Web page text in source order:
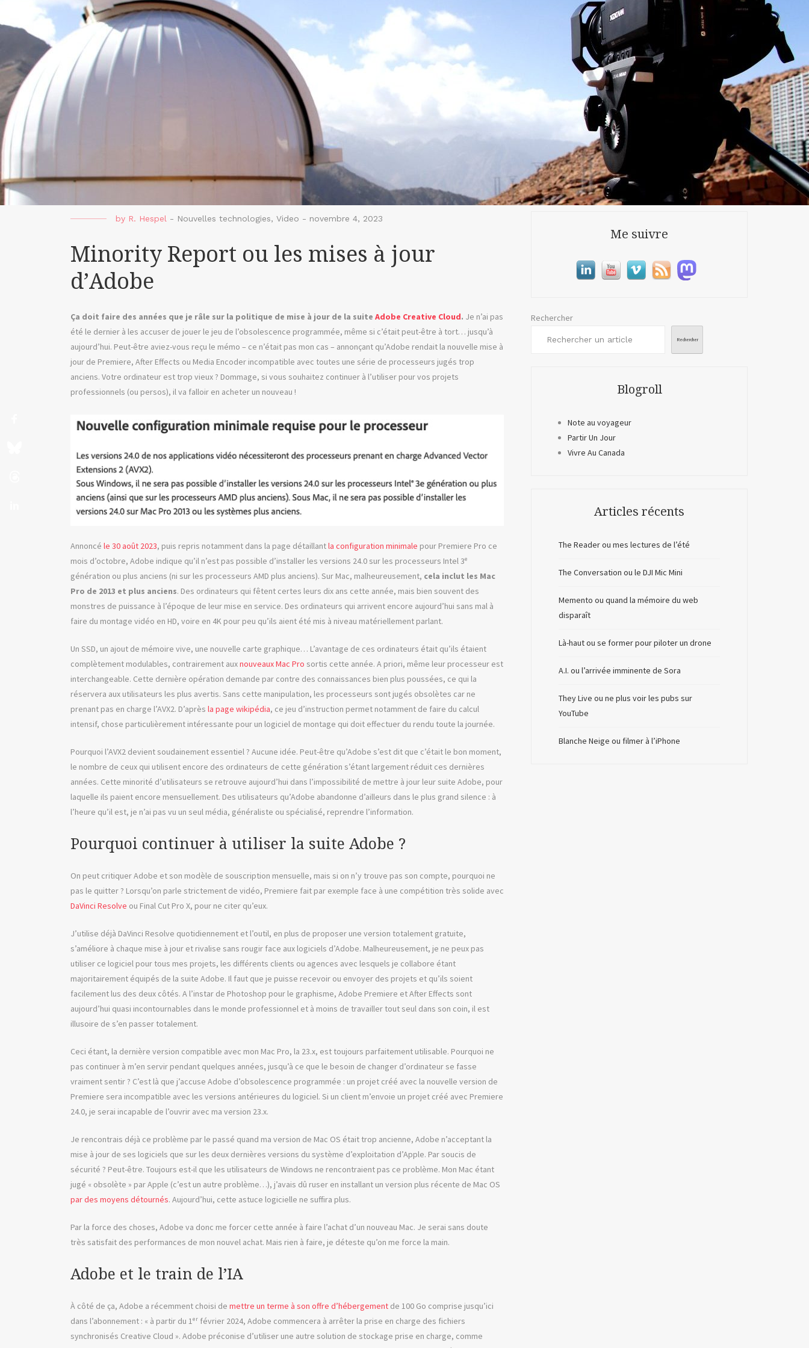
by R. Hespel - Nouvelles technologies, Video - novembre 4, 2023
Minority Report ou les mises à jour
d’Adobe
Ça doit faire des années que je râle sur la politique de mise à jour de la suite Adobe Creative Cloud. Je n’ai pas
été le dernier à les accuser de jouer le jeu de l’obsolescence programmée, même si c’était peut-être à tort… jusqu’à
aujourd’hui. Peut-être aviez-vous reçu le mémo – ce n’était pas mon cas – annonçant qu’Adobe rendait la nouvelle mise à
jour de Premiere, After Effects ou Media Encoder incompatible avec toutes une série de processeurs jugés trop
anciens. Votre ordinateur est trop vieux ? Dommage, si vous souhaitez continuer à l’utiliser pour vos projets
professionnels (ou persos), il va falloir en acheter un nouveau !
Annoncé le 30 août 2023, puis repris notamment dans la page détaillantla configuration minimale pour Premiere Pro ce
mois d’octobre, Adobe indique qu’il n’est pas possible d’installer les versions 24.0 sur les processeurs Intel 3ᵉ
génération ou plus anciens (ni sur les processeurs AMD plus anciens). Sur Mac, malheureusement, cela inclut les Mac
Pro de 2013 et plus anciens. Des ordinateurs qui fêtent certes leurs dix ans cette année, mais bien souvent des
monstres de puissance à l’époque de leur mise en service. Des ordinateurs qui arrivent encore aujourd’hui sans mal à
faire du montage vidéo en HD, voire en 4K pour peu qu’ils aient été mis à niveau matériellement parlant.
Un SSD, un ajout de mémoire vive, une nouvelle carte graphique… L’avantage de ces ordinateurs était qu’ils étaient
complètement modulables, contrairement auxnouveaux Mac Pro sortis cette année. A priori, même leur processeur est
interchangeable. Cette dernière opération demande par contre des connaissances bien plus poussées, ce qui la
réservera aux utilisateurs les plus avertis. Sans cette manipulation, les processeurs sont jugés obsolètes car ne
prenant pas en charge l’AVX2. D’après la page wikipédia, ce jeu d’instruction permet notamment de faire du calcul
intensif, chose particulièrement intéressante pour un logiciel de montage qui doit effectuer du rendu toute la journée.
Pourquoi l’AVX2 devient soudainement essentiel ? Aucune idée. Peut-être qu’Adobe s’est dit que c’était le bon moment,
le nombre de ceux qui utilisent encore des ordinateurs de cette génération s’étant largement réduit ces dernières
années. Cette minorité d’utilisateurs se retrouve aujourd’hui dans l’impossibilité de mettre à jour leur suite Adobe, pour
laquelle ils paient encore mensuellement. Des utilisateurs qu’Adobe abandonne d’ailleurs dans le plus grand silence : à
l’heure qu’il est, je n’ai pas vu un seul média, généraliste ou spécialisé, reprendre l’information.
Pourquoi continuer à utiliser la suite Adobe ?
On peut critiquer Adobe et son modèle de souscription mensuelle, mais si on n’y trouve pas son compte, pourquoi ne
pas le quitter ? Lorsqu’on parle strictement de vidéo, Premiere fait par exemple face à une compétition très solide avec
DaVinci Resolve ou Final Cut Pro X, pour ne citer qu’eux.
J’utilise déjà DaVinci Resolve quotidiennement et l’outil, en plus de proposer une version totalement gratuite,
s’améliore à chaque mise à jour et rivalise sans rougir face aux logiciels d’Adobe. Malheureusement, je ne peux pas
utiliser ce logiciel pour tous mes projets, les différents clients ou agences avec lesquels je collabore étant
majoritairement équipés de la suite Adobe. Il faut que je puisse recevoir ou envoyer des projets et qu’ils soient
facilement lus des deux côtés. A l’instar de Photoshop pour le graphisme, Adobe Premiere et After Effects sont
aujourd’hui quasi incontournables dans le monde professionnel et à moins de travailler tout seul dans son coin, il est
illusoire de s’en passer totalement.
Ceci étant, la dernière version compatible avec mon Mac Pro, la 23.x, est toujours parfaitement utilisable. Pourquoi ne
pas continuer à m’en servir pendant quelques années, jusqu’à ce que le besoin de changer d’ordinateur se fasse
vraiment sentir ? C’est là que j’accuse Adobe d’obsolescence programmée : un projet créé avec la nouvelle version de
Premiere sera incompatible avec les versions antérieures du logiciel. Si un client m’envoie un projet créé avec Premiere
24.0, je serai incapable de l’ouvrir avec ma version 23.x.
Je rencontrais déjà ce problème par le passé quand ma version de Mac OS était trop ancienne, Adobe n’acceptant la
mise à jour de ses logiciels que sur les deux dernières versions du système d’exploitation d’Apple. Par soucis de
sécurité ? Peut-être. Toujours est-il que les utilisateurs de Windows ne rencontraient pas ce problème. Mon Mac étant
jugé « obsolète » par Apple (c’est un autre problème…), j’avais dû ruser en installant un version plus récente de Mac OS
par des moyens détournés. Aujourd’hui, cette astuce logicielle ne suffira plus.
Par la force des choses, Adobe va donc me forcer cette année à faire l’achat d’un nouveau Mac. Je serai sans doute
très satisfait des performances de mon nouvel achat. Mais rien à faire, je déteste qu’on me force la main.
Adobe et le train de l’IA
À côté de ça, Adobe a récemment choisi de mettre un terme à son offre d’hébergement de 100 Go comprise jusqu’ici
dans l’abonnement : « à partir du 1ᵉʳ février 2024, Adobe commencera à arrêter la prise en charge des fichiers
synchronisés Creative Cloud ». Adobe préconise d’utiliser une autre solution de stockage prise en charge, comme
Me suivre
Rechercher
Rechercher
Blogroll
Note au voyageur
Partir Un Jour
Vivre Au Canada
Articles récents
The Reader ou mes lectures de l’été
The Conversation ou le DJI Mic Mini
Memento ou quand la mémoire du web
disparaît
Là-haut ou se former pour piloter un drone
A.I. ou l’arrivée imminente de Sora
They Live ou ne plus voir les pubs sur
YouTube
Blanche Neige ou filmer à l’iPhone